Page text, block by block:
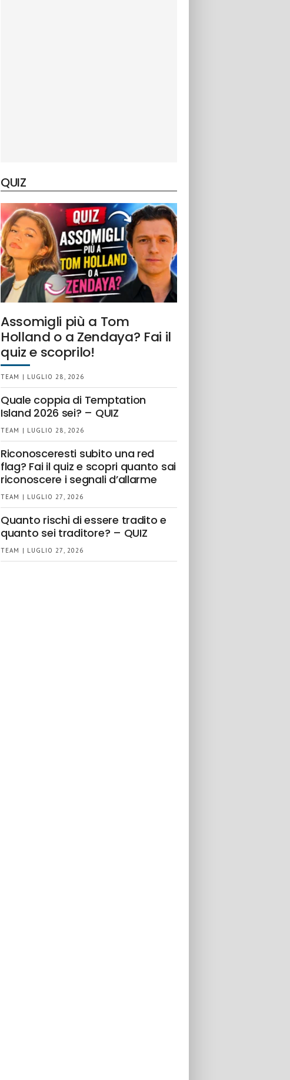
QUIZ
Assomigli più a Tom
Holland o a Zendaya? Fai il
quiz e scoprilo!
TEAM | LUGLIO 28, 2026
Quale coppia di Temptation
Island 2026 sei? – QUIZ
TEAM | LUGLIO 28, 2026
Riconosceresti subito una red
flag? Fai il quiz e scopri quanto sai
riconoscere i segnali d’allarme
TEAM | LUGLIO 27, 2026
Quanto rischi di essere tradito e
quanto sei traditore? – QUIZ
TEAM | LUGLIO 27, 2026